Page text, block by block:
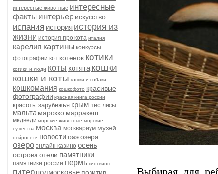
интересные животные интересные
факты интерьер искусство
испания история история из
жизни история про кота италия
карелия картины конкурсы
фотографии кот котенок котики
котики и люди коты котята кошки
кошки и коты кошки и собаки
кошкомания кошкофото красивые
фотографии красная книга россии
красоты зарубежья крым лес лисы
мальта марокко марракеш
медведи морские животные морские
существа москва москвариум музей
нейросети новостиоаэозера
озеро онлайн казино осень
острова отели памятники
памятники россии пермь пингвины
питер подмосковье позитив
Выбирая для